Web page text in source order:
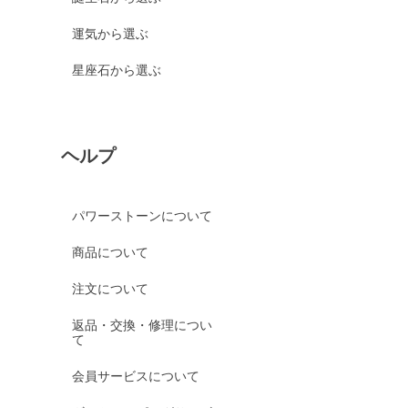
運気から選ぶ
星座石から選ぶ
ヘルプ
パワーストーンについて
商品について
注文について
返品・交換・修理につい
て
会員サービスについて